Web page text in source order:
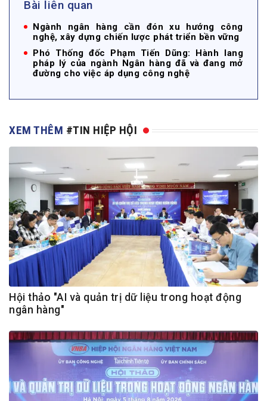
Bài liên quan
Ngành ngân hàng cần đón xu hướng công
nghệ, xây dựng chiến lược phát triển bền vững
Phó Thống đốc Phạm Tiến Dũng: Hành lang
pháp lý của ngành Ngân hàng đã và đang mở
đường cho việc áp dụng công nghệ
XEM THÊM #TIN HIỆP HỘI
Hội thảo "AI và quản trị dữ liệu trong hoạt động
ngân hàng"